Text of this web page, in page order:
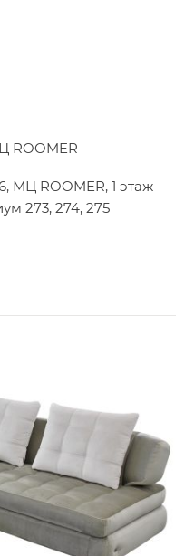
ROOMER
МЦ ROOMER, 1 этаж —
273, 274, 275